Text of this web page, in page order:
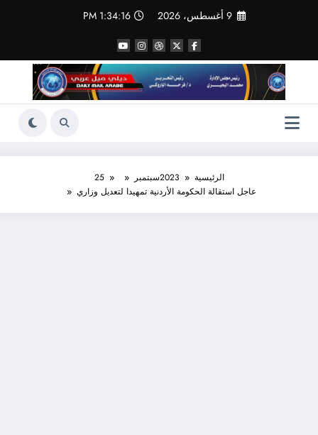
9 أغسطس، 2026 1:34:17 PM
الرئيسية 2023سبتمبر
25
عاجل استقالة الحكومة الأردنية تمهيدا لتعديل وزاري